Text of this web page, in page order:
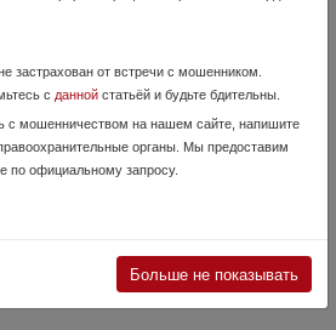
Ленинградская область, Всеволожск
кейс . Ствол, УСМ и затвор в
комплект дульных насадок,
патрона с дополнительной пружиной,
(...
застрахован от встречи с мошенником.
с даннойстатьёй и будьте бдительны.
с мошенничеством на нашем сайте, напишите
органы. Мы предоставим
по официальному запросу.
Больше не показывать